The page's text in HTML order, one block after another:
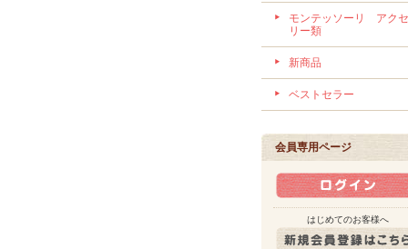
モンテッソーリ アク
リー類
新商品
ベストセラー
会員専用ページ
はじめてのお客様へ